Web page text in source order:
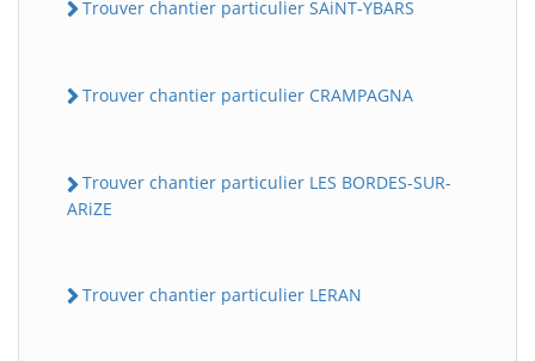
Trouver chantier particulier SAiNT-YBARS
Trouver chantier particulier CRAMPAGNA
Trouver chantier particulier LES BORDES-SUR-
ARiZE
Trouver chantier particulier LERAN